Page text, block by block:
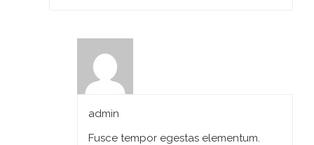
admin
Fusce tempor egestas elementum.